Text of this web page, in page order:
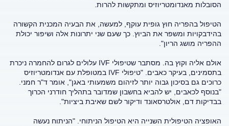
הסובלות מאנדומטריוזיס ומתקשות להרות.
הטיפול בהפריה חוץ גופית עוקף, למעשה, את הבעיה המכנית הקשורה
בהידבקויות ומשפר את הביוץ. כך שעם שני יתרונות אלה ושיפור יכולת
ההפריה מושג הריון".
אולם אליה וקוץ בה. מסתבר שטיפולי IVF עלולים לגרום להחמרה ניכרת
בתסמינים, בעיקר כאבים. "טיפולי IVF במטופלת עם אנדומטריוזיס
כרוכים גם בסיכון גבוה יותר לזיהום משמעותי באגן", אומר ד"ר חמני.
"בנוסף לכאבים, יש להביא בחשבון שמדובר בתהליך חודרני הכרוך
בבדיקות דם, אולטרסאונד ודיקור לשם שאיבת ביציות".
האופציה הטיפולית השנייה היא הטיפול הניתוחי. "הניתוח נעשה